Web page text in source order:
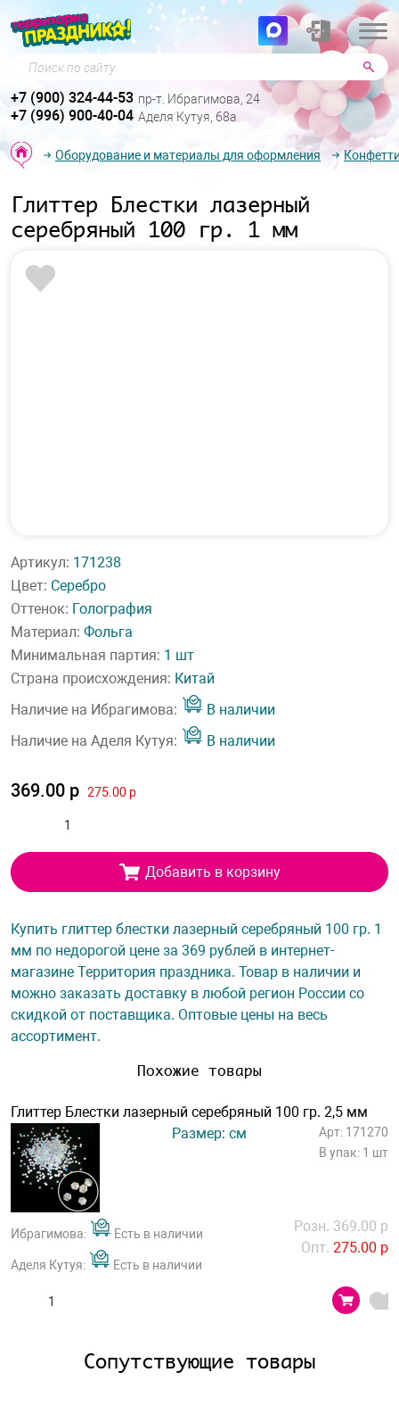
Поиск по сайту
+7 (900) 324-44-53 пр-т. Ибрагимова, 24
+7 (996) 900-40-04 Аделя Кутуя, 68а
Оборудование и материалы для оформления
Глиттер Блестки лазерный
серебряный 100 гр. 1 мм
Артикул: 171238
Цвет: Серебро
Оттенок: Голография
Материал: Фольга
Минимальная партия: 1 шт
Страна происхождения: Китай
Наличие на Ибрагимова:
В наличии
Наличие на Аделя Кутуя:
В наличии
369.00 р 275.00 р
Добавить в корзину
Купить глиттер блестки лазерный серебряный 100 гр. 1
мм по недорогой цене за 369 рублей в интернет-
магазине Территория праздника. Товар в наличии и
можно заказать доставку в любой регион России со
скидкой от поставщика. Оптовые цены на весь
ассортимент.
Похожие товары
Глиттер Блестки лазерный серебряный 100 гр. 2,5 мм
Размер: см
Арт: 171270
В упак: 1 шт
Ибрагимова: Есть в наличии
Аделя Кутуя: Есть в наличии
Розн. 369.00 р
Опт. 275.00 р
Сопутствующие товары